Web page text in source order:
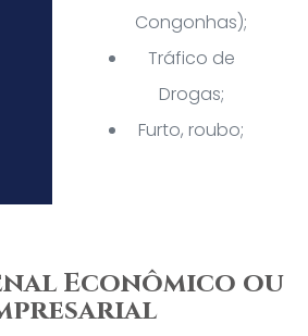
Congonhas);
Tráfico de
Drogas;
Furto, roubo;
Econômico ou